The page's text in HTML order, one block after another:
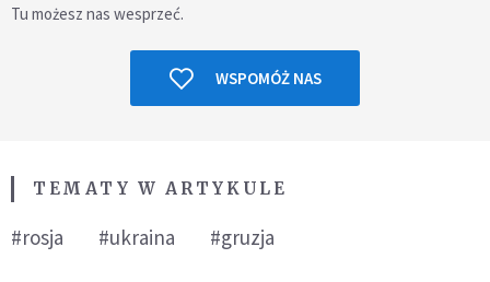
Tu możesz nas wesprzeć.
WSPOMÓŻ NAS
TEMATY W ARTYKULE
#rosja #ukraina #gruzja